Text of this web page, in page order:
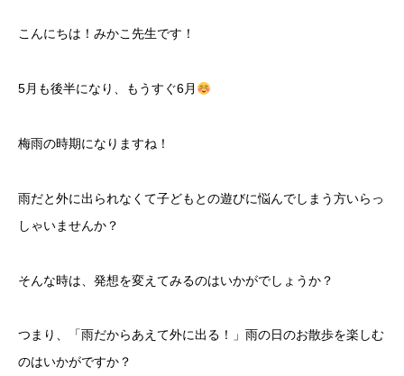
こんにちは！みかこ先生です！
5月も後半になり、もうすぐ6月
梅雨の時期になりますね！
雨だと外に出られなくて子どもとの遊びに悩んでしまう方いらっ
しゃいませんか？
そんな時は、発想を変えてみるのはいかがでしょうか？
つまり、「雨だからあえて外に出る！」雨の日のお散歩を楽しむ
のはいかがですか？